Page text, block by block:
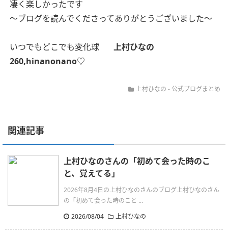
凄く楽しかったです
〜ブログを読んでくださってありがとうございました〜
いつでもどこでも変化球
上村ひなの
260,hinanonano♡
上村ひなの - 公式ブログまとめ
関連記事
上村ひなのさんの「初めて会った時のこ
と、覚えてる」
2026年8月4日の上村ひなのさんのブログ上村ひなのさん
の「初めて会った時のこと ...
2026/08/04
上村ひなの